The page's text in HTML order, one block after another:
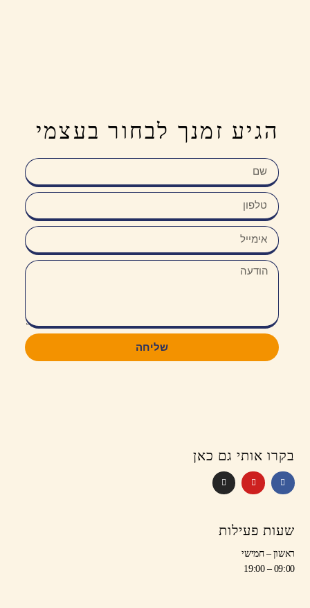
הגיע זמנך לבחור בעצמי
שליחה
בקרו אותי גם כאן
שעות פעילות
ראשון – חמישי
09:00 – 19:00